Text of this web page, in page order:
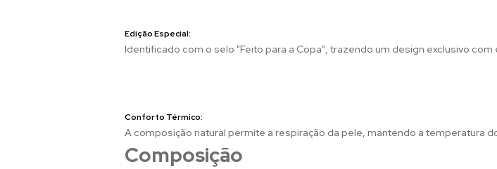
Edição Especial:
Identificado com o selo "Feito para a Copa", trazendo um design exclusivo
Conforto Térmico:
A composição natural permite a respiração da pele, mantendo a temperatura
Composição